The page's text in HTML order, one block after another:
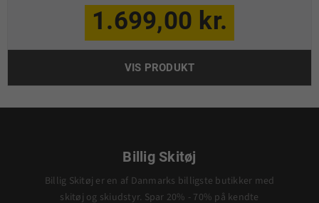
1.699,00 kr.
VIS PRODUKT
Billig Skitøj
Billig Skitøj er en af Danmarks billigste butikker med
skitøj og skiudstyr. Spar 20% - 70% på kendte